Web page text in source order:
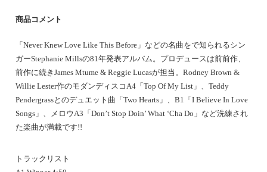
ー
ヤ
商品コメント
「Never Knew Love Like This Before」などの名曲をで知られるシン
ガーStephanie Millsの81年発表アルバム。プロデュースは前前作、
前作に続きJames Mtume & Reggie Lucasが担当。Rodney Brown &
Willie Lester作のモダンディスコA4「Top Of My List」、Teddy
Pendergrassとのデュエット曲「Two Hearts」、B1「I Believe In Love
Songs」、メロウA3「Don’t Stop Doin’ What ‘Cha Do」など洗練され
た楽曲が満載です!!
トラックリスト